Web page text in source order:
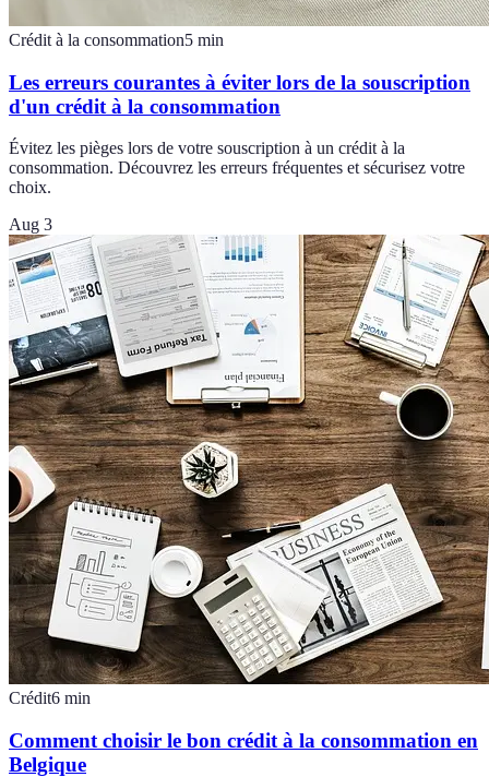
Crédit à la consommation5 min
Les erreurs courantes à éviter lors de la souscription
d'un crédit à la consommation
Évitez les pièges lors de votre souscription à un crédit à la
consommation. Découvrez les erreurs fréquentes et sécurisez votre
choix.
Aug 3
Crédit6 min
Comment choisir le bon crédit à la consommation en
Belgique